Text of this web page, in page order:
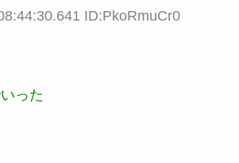
ID:PkoRmuCr0
った